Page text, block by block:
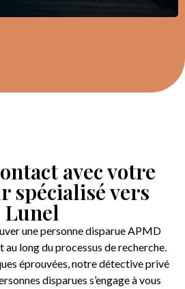
avec votre
spécialisé vers
Lunel
une personne disparue APMD
long du processus de recherche.
éprouvées, notre détective privé
disparues s’engage à vous